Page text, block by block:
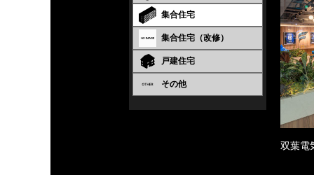
集合住宅
集合住宅（改修）
戸建住宅
その他
双葉電